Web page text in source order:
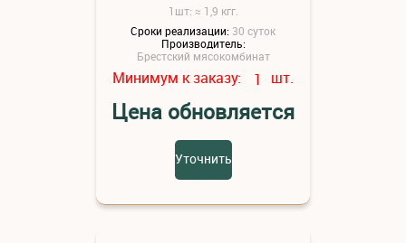
1шт: ≈ 1,9 кгг.
Сроки реализации: 30 суток
Производитель:
Брестский мясокомбинат
Минимум к заказу: 1 шт.
Цена обновляется
Уточнить